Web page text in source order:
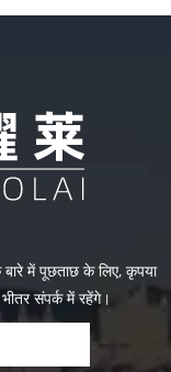
बारे में पूछताछ के लिए, कृपया
संपर्क में रहेंगे।